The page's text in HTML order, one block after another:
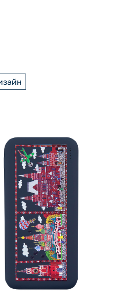
бумага
Алфавит
Алые паруса
Ампир
Брабантские кружева
Витражи
Всадники
Гербарий